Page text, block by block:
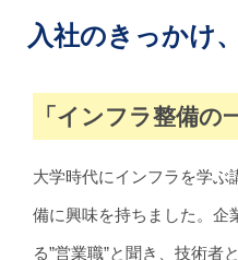
入社のきっかけ
「インフラ整備の
大学時代にインフラを学ぶ
備に興味を持ちました。企
る”営業職”と聞き、技術者